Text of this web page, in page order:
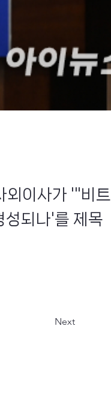
외이사가 '"비트
성되나'를 제목
Next